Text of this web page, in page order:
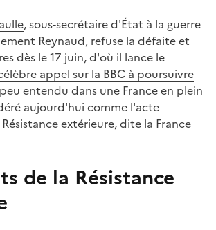
, sous-secrétaire d'État à la guerre
Reynaud, refuse la défaite et
dès le 17 juin, d'où il lance le
appel sur la BBC à poursuivre
entendu dans une France en plein
aujourd'hui comme l'acte
extérieure, dite la France
de la Résistance